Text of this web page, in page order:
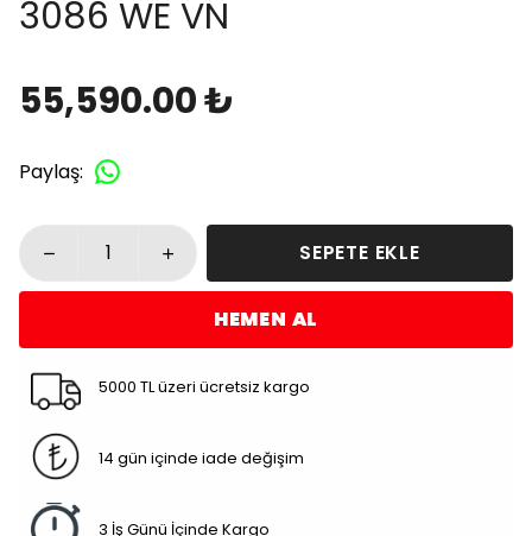
3086 WE VN
55,590.00 ₺
Paylaş:
SEPETE EKLE
HEMEN AL
5000 TL üzeri ücretsiz kargo
14 gün içinde iade değişim
3 İş Günü İçinde Kargo